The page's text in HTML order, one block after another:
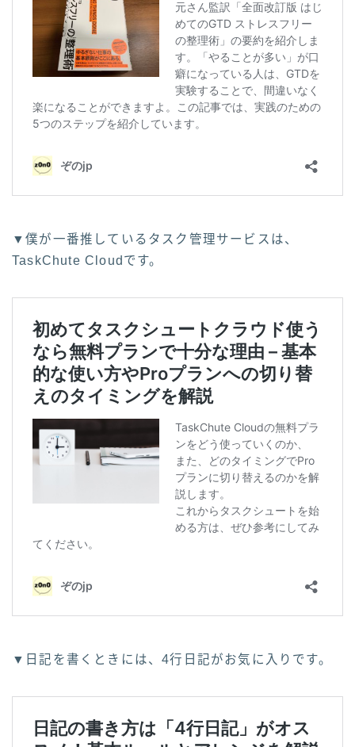
▼僕が一番推しているタスク管理サービスは、
TaskChute Cloudです。
▼日記を書くときには、4行日記がお気に入りです。